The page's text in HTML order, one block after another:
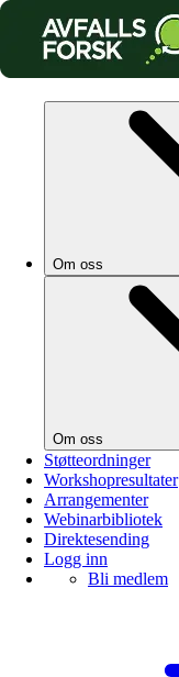
Om oss
Om oss
Støtteordninger
Workshopresultater
Arrangementer
Webinarbibliotek
Direktesending
Logg inn
Bli medlem